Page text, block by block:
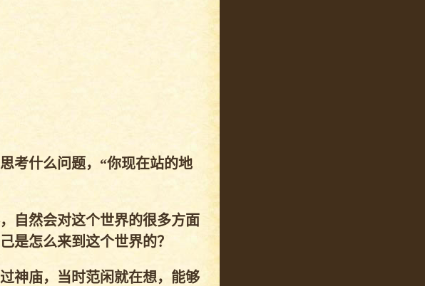
考什么问题，“你现在站的地
自然会对这个世界的很多方面
是怎么来到这个世界的？
神庙，当时范闲就在想，能够